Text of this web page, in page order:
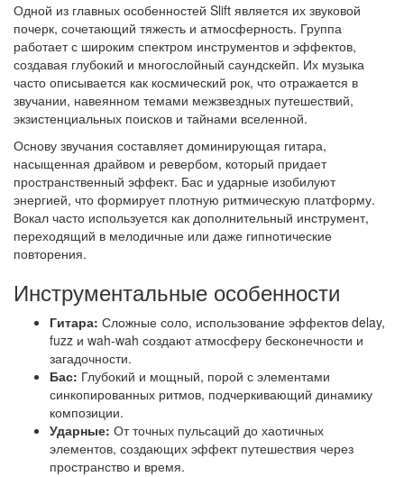
Одной из главных особенностей Slift является их звуковой
почерк, сочетающий тяжесть и атмосферность. Группа
работает с широким спектром инструментов и эффектов,
создавая глубокий и многослойный саундскейп. Их музыка
часто описывается как космический рок, что отражается в
звучании, навеянном темами межзвездных путешествий,
экзистенциальных поисков и тайнами вселенной.
Основу звучания составляет доминирующая гитара,
насыщенная драйвом и ревербом, который придает
пространственный эффект. Бас и ударные изобилуют
энергией, что формирует плотную ритмическую платформу.
Вокал часто используется как дополнительный инструмент,
переходящий в мелодичные или даже гипнотические
повторения.
Инструментальные особенности
Гитара: Сложные соло, использование эффектов delay,
fuzz и wah-wah создают атмосферу бесконечности и
загадочности.
Бас: Глубокий и мощный, порой с элементами
синкопированных ритмов, подчеркивающий динамику
композиции.
Ударные: От точных пульсаций до хаотичных
элементов, создающих эффект путешествия через
пространство и время.